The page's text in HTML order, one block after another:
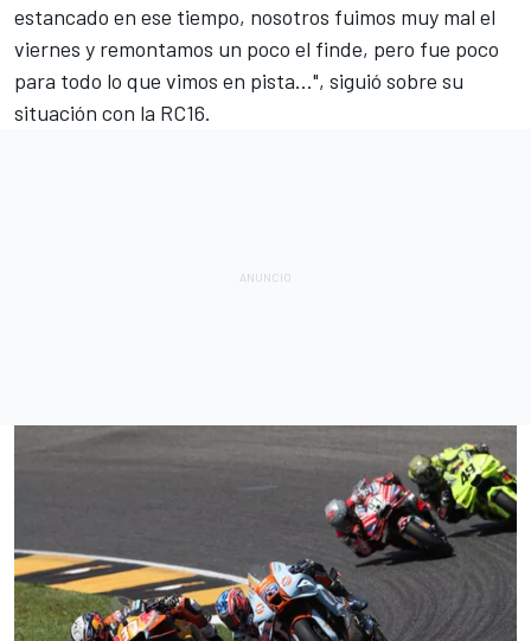
estancado en ese tiempo, nosotros fuimos muy mal el
viernes y remontamos un poco el finde, pero fue poco
para todo lo que vimos en pista...", siguió sobre su
situación con la RC16.